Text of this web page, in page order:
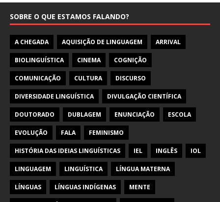
SOBRE O QUE ESTAMOS FALANDO?
A CHEGADA AQUISIÇÃO DE LINGUAGEM ARRIVAL
BIOLINGUÍSTICA CINEMA COGNIÇÃO
COMUNICAÇÃO CULTURA DISCURSO
DIVERSIDADE LINGUÍSTICA DIVULGAÇÃO CIENTÍFICA
DOUTORADO DUBLAGEM ENUNCIAÇÃO ESCOLA
EVOLUÇÃO FALA FEMINISMO
HISTÓRIA DAS IDEIAS LINGUÍSTICAS IEL INGLÊS IOL
LINGUAGEM LINGUÍSTICA LÍNGUA MATERNA
LÍNGUAS LÍNGUAS INDÍGENAS MENTE